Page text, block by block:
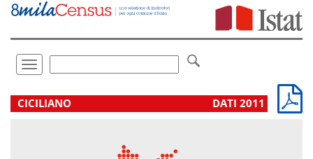
Vai
direttamente
Toggle
navigation
.
CICILIANO DATI 2011